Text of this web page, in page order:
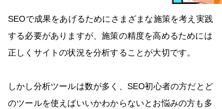
SEOで成果をあげるためにさまざまな施策を考え実践
する必要がありますが、施策の精度を高めるためには
正しくサイトの状況を分析することが大切です。
しかし分析ツールは数が多く、SEO初心者の方だとど
のツールを使えばいいかわからないとお悩みの方も多